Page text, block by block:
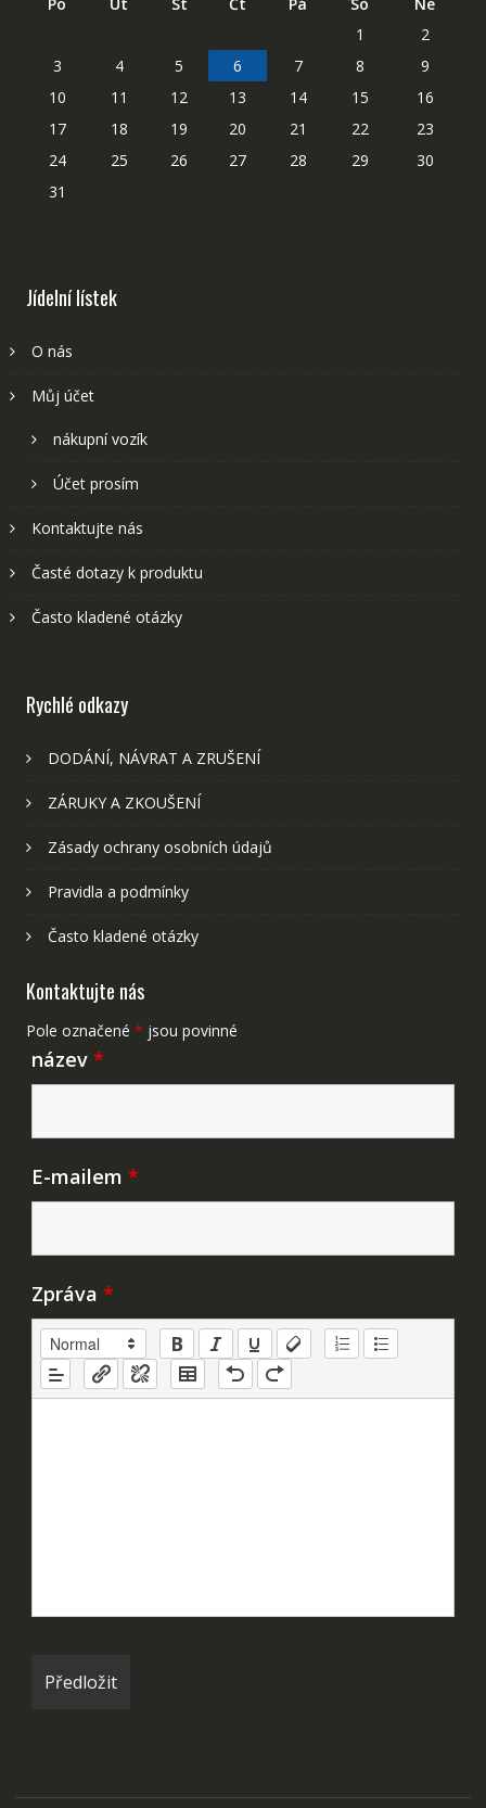
1
2
3
4 5 6 7 8
9
10
11 12 13 14 15
16
17
18 19 20 21 22
23
24
25 26 27 28 29
30
31
Jídelní lístek
O nás
Můj účet
nákupní vozík
Účet prosím
Kontaktujte nás
Časté dotazy k produktu
Často kladené otázky
Rychlé odkazy
DODÁNÍ, NÁVRAT A ZRUŠENÍ
ZÁRUKY A ZKOUŠENÍ
Zásady ochrany osobních údajů
Pravidla a podmínky
Často kladené otázky
Kontaktujte nás
Pole označené * jsou povinné
název *
E-mailem *
Zpráva *